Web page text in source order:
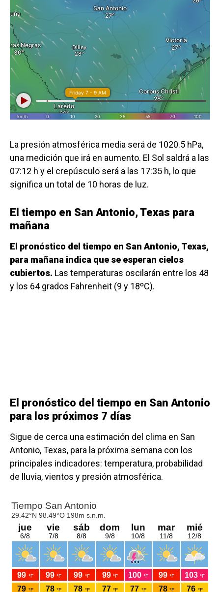
La presión atmosférica media será de 1020.5 hPa,
una medición que irá en aumento. El Sol saldrá a las
07:12 h y el crepúsculo será a las 17:35 h, lo que
significa un total de 10 horas de luz.
El tiempo en San Antonio, Texas para
mañana
El pronóstico del tiempo en San Antonio, Texas,
para mañana indica que se esperan cielos
cubiertos. Las temperaturas oscilarán entre los 48
y los 64 grados Fahrenheit (9 y 18ºC).
El pronóstico del tiempo en San Antonio
para los próximos 7 días
Sigue de cerca una estimación del clima en San
Antonio, Texas, para la próxima semana con los
principales indicadores: temperatura, probabilidad
de lluvia, vientos y presión atmosférica.